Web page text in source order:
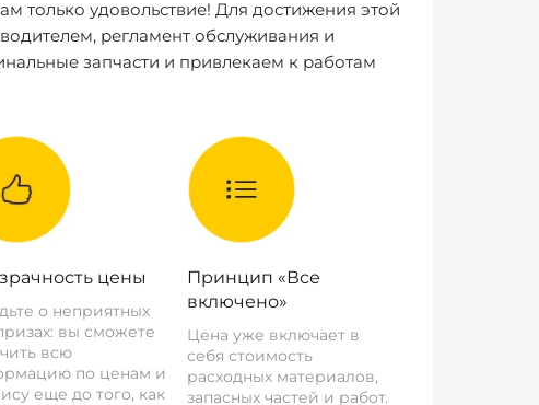
только удовольствие! Для достижения этой
регламент обслуживания и
запчасти и привлекаем к работам
цены
о неприятных
вы сможете
всю
по ценам и
еще до того, как
Принцип «Все
включено»
Цена уже включает в
себя стоимость
расходных материалов,
запасных частей и работ.